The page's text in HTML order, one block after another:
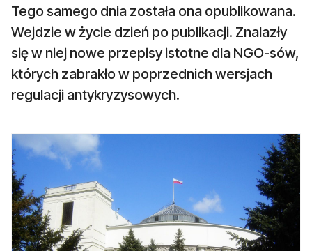
Tego samego dnia została ona opublikowana.
Wejdzie w życie dzień po publikacji. Znalazły
się w niej nowe przepisy istotne dla NGO-sów,
których zabrakło w poprzednich wersjach
regulacji antykryzysowych.